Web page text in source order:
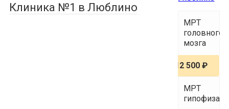
Клиника №1 в Люблино
МРТ
головного
мозга
12 500 ₽
МРТ
гипофиза